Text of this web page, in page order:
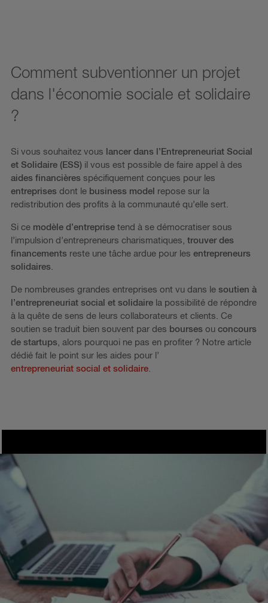
Comment subventionner un projet
dans l'économie sociale et solidaire
?
Si vous souhaitez vous lancer dans l’Entrepreneuriat Social
et Solidaire (ESS) il vous est possible de faire appel à des
aides financières spécifiquement conçues pour les
entreprises dont le business model repose sur la
redistribution des profits à la communauté qu’elle sert.
Si ce modèle d’entreprise tend à se démocratiser sous
l’impulsion d’entrepreneurs charismatiques, trouver des
financements reste une tâche ardue pour les entrepreneurs
solidaires.
De nombreuses grandes entreprises ont vu dans le soutien à
l’entrepreneuriat social et solidaire la possibilité de répondre
à la quête de sens de leurs collaborateurs et clients. Ce
soutien se traduit bien souvent par des bourses ou concours
de startups, alors pourquoi ne pas en profiter ? Notre article
dédié fait le point sur les aides pour l’
entrepreneuriat social et solidaire.